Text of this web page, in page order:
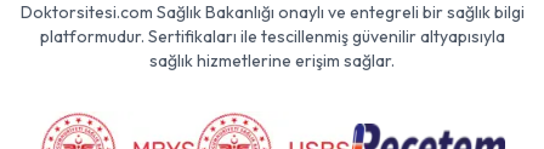
Doktorsitesi.com Sağlık Bakanlığı onaylı ve entegreli bir sağlık bilgi
platformudur. Sertifikaları ile tescillenmiş güvenilir altyapısıyla
sağlık hizmetlerine erişim sağlar.